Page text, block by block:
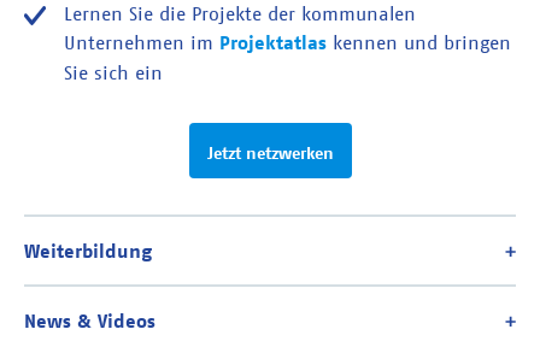
Lernen Sie die Projekte der kommunalen
Unternehmen im Projektatlas kennen und bringen
Sie sich ein
Jetzt netzwerken